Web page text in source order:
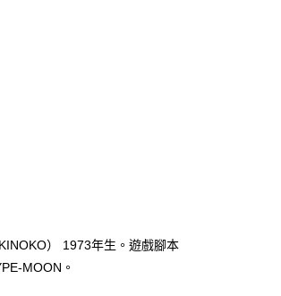
付款」的支付方式。 讓您購物簡單
不需儲值。
即可結帳。
款。
」後，將跳轉至「AFTEE先享後
額後，即可完成結帳。
知簡訊。
此簡訊中的連結，可透過四大超商
款，方視為交易完成。
運費
運費
） 1973年生。遊戲腳本
MOON。